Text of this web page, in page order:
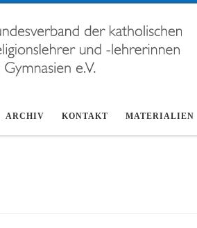
ARCHIV KONTAKT MATERIALIEN